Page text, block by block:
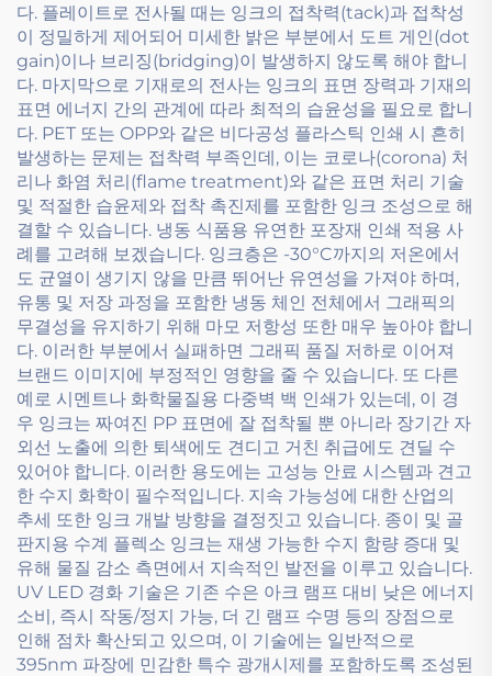
다. 플레이트로 전사될 때는 잉크의 접착력(tack)과 접착성
이 정밀하게 제어되어 미세한 밝은 부분에서 도트 게인(dot
gain)이나 브리징(bridging)이 발생하지 않도록 해야 합니
다. 마지막으로 기재로의 전사는 잉크의 표면 장력과 기재의
표면 에너지 간의 관계에 따라 최적의 습윤성을 필요로 합니
다. PET 또는 OPP와 같은 비다공성 플라스틱 인쇄 시 흔히
발생하는 문제는 접착력 부족인데, 이는 코로나(corona) 처
리나 화염 처리(flame treatment)와 같은 표면 처리 기술
및 적절한 습윤제와 접착 촉진제를 포함한 잉크 조성으로 해
결할 수 있습니다. 냉동 식품용 유연한 포장재 인쇄 적용 사
례를 고려해 보겠습니다. 잉크층은 -30°C까지의 저온에서
도 균열이 생기지 않을 만큼 뛰어난 유연성을 가져야 하며,
유통 및 저장 과정을 포함한 냉동 체인 전체에서 그래픽의
무결성을 유지하기 위해 마모 저항성 또한 매우 높아야 합니
다. 이러한 부분에서 실패하면 그래픽 품질 저하로 이어져
브랜드 이미지에 부정적인 영향을 줄 수 있습니다. 또 다른
예로 시멘트나 화학물질용 다중벽 백 인쇄가 있는데, 이 경
우 잉크는 짜여진 PP 표면에 잘 접착될 뿐 아니라 장기간 자
외선 노출에 의한 퇴색에도 견디고 거친 취급에도 견딜 수
있어야 합니다. 이러한 용도에는 고성능 안료 시스템과 견고
한 수지 화학이 필수적입니다. 지속 가능성에 대한 산업의
추세 또한 잉크 개발 방향을 결정짓고 있습니다. 종이 및 골
판지용 수계 플렉소 잉크는 재생 가능한 수지 함량 증대 및
유해 물질 감소 측면에서 지속적인 발전을 이루고 있습니다.
UV LED 경화 기술은 기존 수은 아크 램프 대비 낮은 에너지
소비, 즉시 작동/정지 가능, 더 긴 램프 수명 등의 장점으로
인해 점차 확산되고 있으며, 이 기술에는 일반적으로
395nm 파장에 민감한 특수 광개시제를 포함하도록 조성된